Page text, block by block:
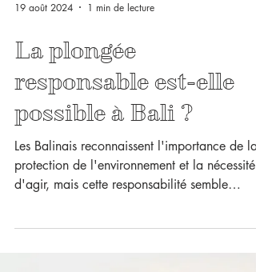
19 août 2024 1 min de lecture
La plongée
responsable est-elle
possible à Bali ?